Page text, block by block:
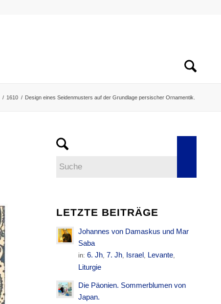
/ 1610 / Design eines Seidenmusters auf der Grundlage persischer Ornamentik.
LETZTE BEITRÄGE
Johannes von Damaskus und Mar
Saba
in:6. Jh, 7. Jh, Israel, Levante,
Liturgie
Die Päonien. Sommerblumen von
Japan.